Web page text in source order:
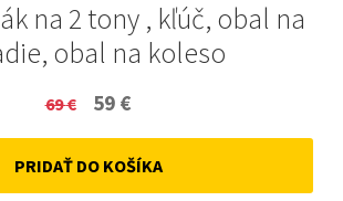
na 2 tony , kľúč, obal na
obal na koleso
69€
Original
price
was:
59 €
price
is:
PRIDAŤ DO KOŠÍKA